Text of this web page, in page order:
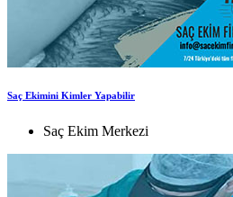
Saç Ekimini Kimler Yapabilir
Saç Ekim Merkezi